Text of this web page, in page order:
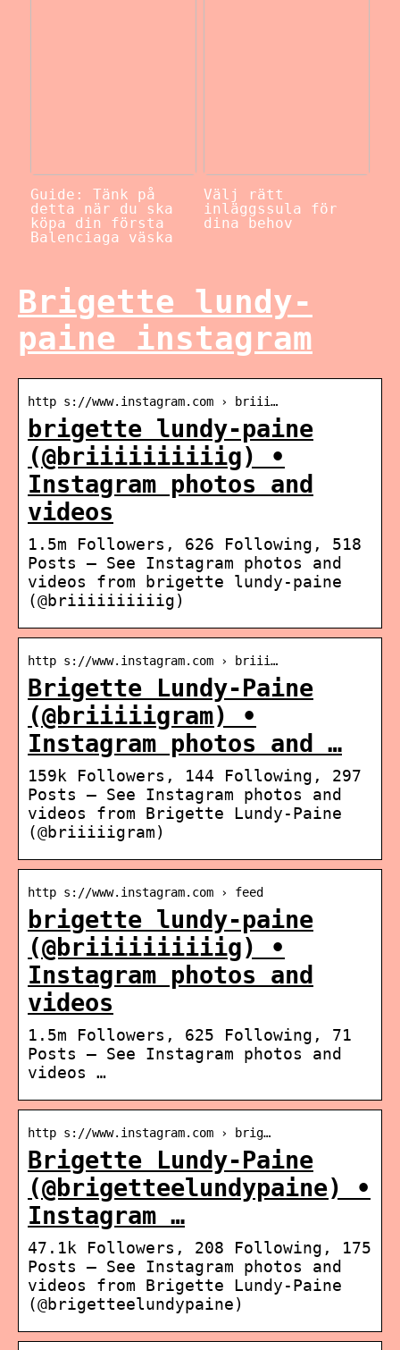
Guide: Tänk på
detta när du ska
köpa din första
Balenciaga väska
Välj rätt
inläggssula för
dina behov
Brigette lundy-
paine instagram
http s://www.instagram.com › briii…
brigette lundy-paine
(@briiiiiiiiiig) •
Instagram photos and
videos
1.5m Followers, 626 Following, 518
Posts – See Instagram photos and
videos from brigette lundy-paine
(@briiiiiiiiiig)
http s://www.instagram.com › briii…
Brigette Lundy-Paine
(@briiiiigram) •
Instagram photos and …
159k Followers, 144 Following, 297
Posts – See Instagram photos and
videos from Brigette Lundy-Paine
(@briiiiigram)
http s://www.instagram.com › feed
brigette lundy-paine
(@briiiiiiiiiig) •
Instagram photos and
videos
1.5m Followers, 625 Following, 71
Posts – See Instagram photos and
videos …
http s://www.instagram.com › brig…
Brigette Lundy-Paine
(@brigetteelundypaine) •
Instagram …
47.1k Followers, 208 Following, 175
Posts – See Instagram photos and
videos from Brigette Lundy-Paine
(@brigetteelundypaine)